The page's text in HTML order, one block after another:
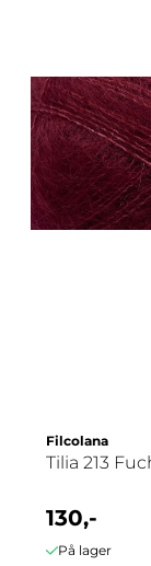
Filcolana
Tilia 213
130,-
På lager